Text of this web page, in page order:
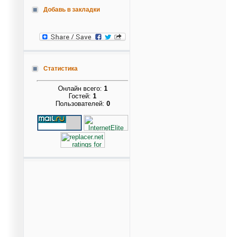
Добавь в закладки
Статистика
Онлайн всего: 1
Гостей: 1
Пользователей: 0